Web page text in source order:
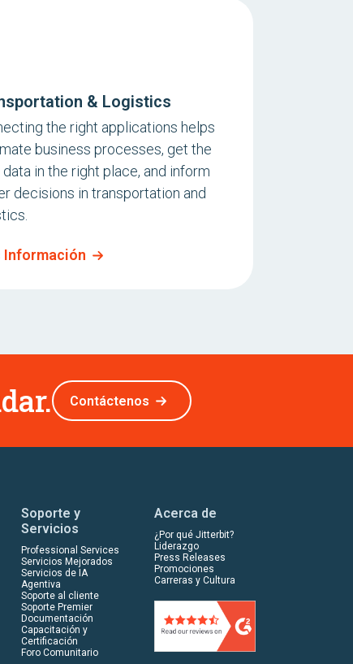
& Logistics
the right applications helps
business processes, get the
in the right place, and inform
decisions in transportation and
Información
Contáctenos
Soporte y
Servicios
Professional Services
Servicios Mejorados
Servicios de IA
Agentiva
Soporte al cliente
Soporte Premier
Documentación
Capacitación y
Certificación
Foro Comunitario
Acerca de
¿Por qué Jitterbit?
Liderazgo
Press Releases
Promociones
Carreras y Cultura